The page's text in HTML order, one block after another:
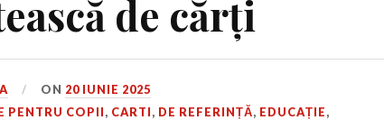
de cărți
ON 20 IUNIE 2025
PENTRU COPII, CARTI, DE REFERINȚĂ, EDUCAȚIE,